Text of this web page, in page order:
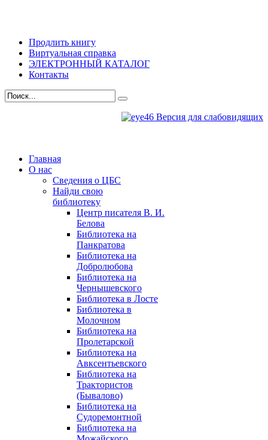
Продлить книгу
Виртуальная справка
ЭЛЕКТРОННЫЙ КАТАЛОГ
Контакты
Версия для слабовидящих
Главная
О нас
Сведения о ЦБС
Найди свою
библиотеку
Центр писателя В. И.
Белова
Библиотека на
Панкратова
Библиотека на
Добролюбова
Библиотека на
Чернышевского
Библиотека в Лосте
Библиотека в
Молочном
Библиотека на
Пролетарской
Библиотека на
Авксентьевского
Библиотека на
Трактористов
(Бывалово)
Библиотека на
Судоремонтной
Библиотека на